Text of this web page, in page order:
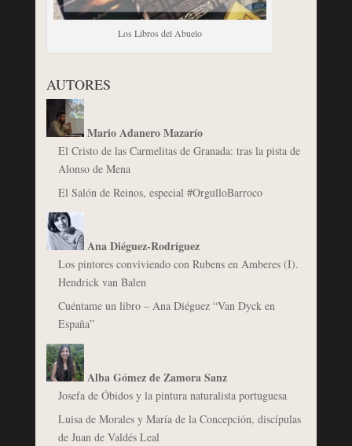
Los Libros del Abuelo
AUTORES
Mario Adanero Mazarío
El Cristo de las Carmelitas de Granada: tras la pista de
Alonso de Mena
El Salón de Reinos, especial #OrgulloBarroco
Ana Diéguez-Rodríguez
Los pintores conviviendo con Rubens en Amberes (I).
Hendrick van Balen
Cuéntame un libro – Ana Diéguez “Van Dyck en
España”
Alba Gómez de Zamora Sanz
Josefa de Óbidos y la pintura naturalista portuguesa
Luisa de Morales y María de la Concepción, discípulas
de Juan de Valdés Leal